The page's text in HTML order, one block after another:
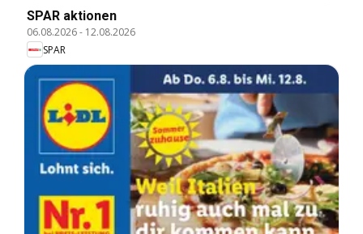
SPAR aktionen
06.08.2026- 12.08.2026
SPAR